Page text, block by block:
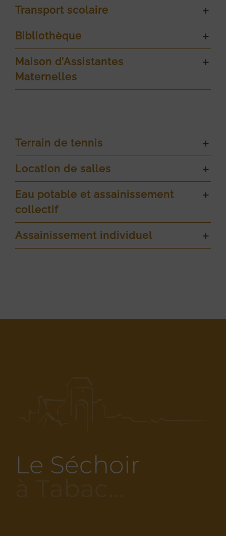
Transport scolaire
Bibliothèque
Maison d’Assistantes
Maternelles
Terrain de tennis
Location de salles
Eau potable et assainissement
collectif
Assainissement individuel
Le Séchoir